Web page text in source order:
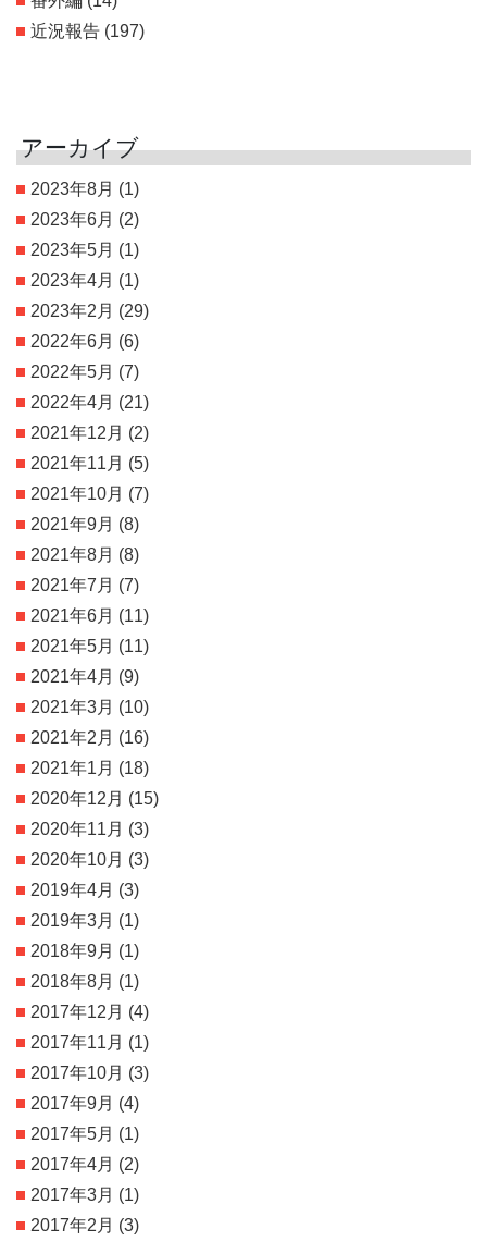
近況報告 (197)
アーカイブ
2023年8月 (1)
2023年6月 (2)
2023年5月 (1)
2023年4月 (1)
2023年2月 (29)
2022年6月 (6)
2022年5月 (7)
2022年4月 (21)
2021年12月 (2)
2021年11月 (5)
2021年10月 (7)
2021年9月 (8)
2021年8月 (8)
2021年7月 (7)
2021年6月 (11)
2021年5月 (11)
2021年4月 (9)
2021年3月 (10)
2021年2月 (16)
2021年1月 (18)
2020年12月 (15)
2020年11月 (3)
2020年10月 (3)
2019年4月 (3)
2019年3月 (1)
2018年9月 (1)
2018年8月 (1)
2017年12月 (4)
2017年11月 (1)
2017年10月 (3)
2017年9月 (4)
2017年5月 (1)
2017年4月 (2)
2017年3月 (1)
2017年2月 (3)